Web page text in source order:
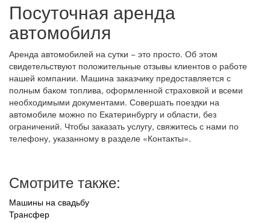
Посуточная аренда
автомобиля
Аренда автомобилей на сутки − это просто. Об этом
свидетельствуют положительные отзывы клиентов о работе
нашей компании. Машина заказчику предоставляется с
полным баком топлива, оформленной страховкой и всеми
необходимыми документами. Совершать поездки на
автомобиле можно по Екатеринбургу и области, без
ограничений. Чтобы заказать услугу, свяжитесь с нами по
телефону, указанному в разделе «Контакты».
Смотрите также:
Машины на свадьбу
Трансфер